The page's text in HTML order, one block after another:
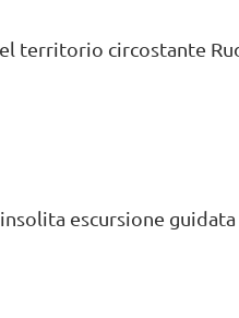
territorio circostante
escursione